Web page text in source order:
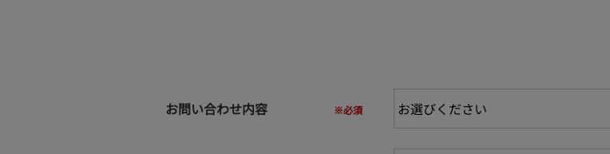
お問い合わせ内容